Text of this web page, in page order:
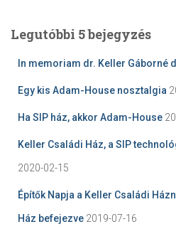
Legutóbbi 5 bejegyzés
In memoriam dr. Keller Gáborné
Egy kis Adam-House nosztalgia
Ha SIP ház, akkor Adam-House
Keller Családi Ház, a SIP
2020-02-15
Építők Napja a Keller Családi
Ház befejezve 2019-07-16